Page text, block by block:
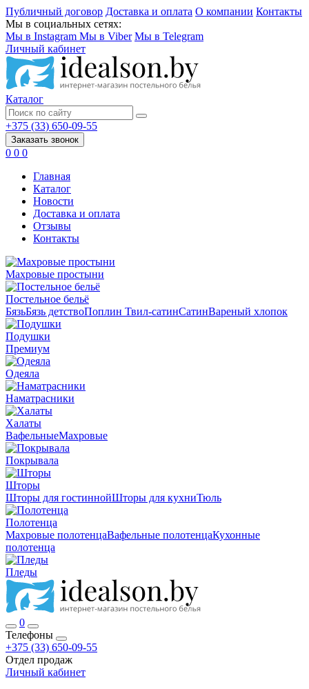
Публичный договор Доставка и оплата О компании Контакты
Мы в социальных сетях:
Мы в Instagram Мы в Viber Мы в Telegram
Личный кабинет
Каталог
+375 (33) 650-09-55
Заказать звонок
0 0 0
Главная
Каталог
Новости
Доставка и оплата
Отзывы
Контакты
Махровые простыни
Постельное бельё
БязьБязь детствоПоплин Твил-сатинСатинВареный хлопок
Подушки
Премиум
Одеяла
Наматрасники
Халаты
ВафельныеМахровые
Покрывала
Шторы
Шторы для гостиннойШторы для кухниТюль
Полотенца
Махровые полотенцаВафельные полотенцаКухонные
полотенца
Пледы
0
Телефоны
+375 (33) 650-09-55
Отдел продаж
Личный кабинет